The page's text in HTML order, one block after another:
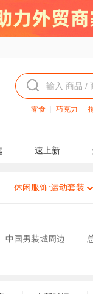
零食 巧克力
速上新
休闲服饰:运动套装
中国男装城周边